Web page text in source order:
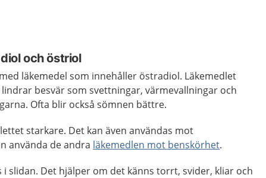
och östriol
läkemedel som innehåller östradiol. Läkemedlet
besvär som svettningar, värmevallningar och
Ofta blir också sömnen bättre.
starkare. Det kan även användas mot
använda de andra läkemedlen mot benskörhet.
i slidan. Det hjälper om det känns torrt, svider, kliar och